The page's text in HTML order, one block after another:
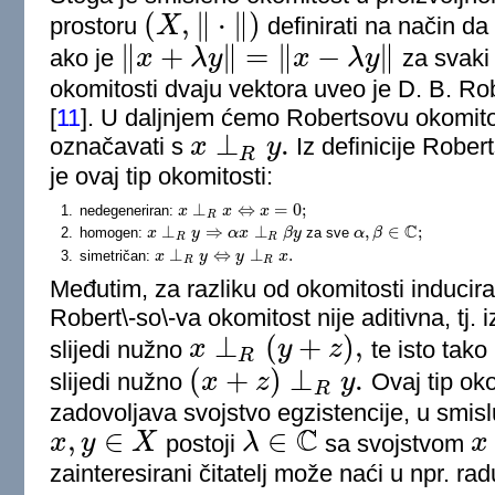
prostoru (X, ∥ ⋅ ∥)
(X,‖⋅‖)
definirati na način
ako je ∥x + λy∥ = ∥x − λy∥
+λy ‖=‖x −λy‖
za svaki
okomitosti dvaju vektora uveo je D. B.
[11]. U daljnjem ćemo Robertsovu
označavati s x ⊥R y.
x⊥ Ry.
Iz definicije
je ovaj tip okomitosti:
1. nedegeneriran:x ⊥ R x ⇔ x = 0;
x⊥R x⇔x=0;
2.
homogen:x ⊥R y ⇒ αx ⊥R βy
x⊥R y⇒α x⊥ Rβy za sveα, β ∈ C;
α,β∈ C;
3.
simetričan:x ⊥ R y ⇔ y ⊥ R x.
x⊥R y⇔y⊥Rx
Međutim, za razliku od okomitosti
Robert\-so\-va okomitost nije aditivna, tj.
slijedi nužno x ⊥R (y + z),
x⊥ R(y+ z),
te isto
slijedi nužno (x + z) ⊥R y.
(x +z) ⊥Ry
Ovaj tip
zadovoljava svojstvo egzistencije, u
x, y ∈ X
x,y ∈X postoji λ ∈ C
λ∈ C sa svojstvom x
x⊥
zainteresirani čitatelj može naći u npr.